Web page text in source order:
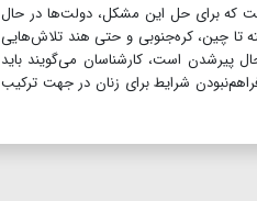
که برای حل این مشکل، دولت‌ها در حال
تا چین، کره‌جنوبی و حتی هند تلاش‌هایی
پیرشدن است، کارشناسان می‌گویند باید
شرایط برای زنان در جهت ترکیب